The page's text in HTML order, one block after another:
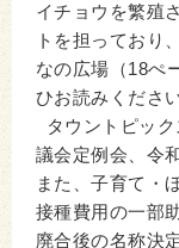
イチョウを繁殖
トを担っており
なの広場（18ぺ
ひお読みください
タウントピッ
議会定例会、令
また、子育て・
接種費用の一部
廃合後の名称決